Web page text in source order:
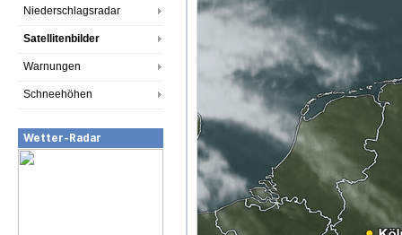
Niederschlagsradar
Satellitenbilder
Warnungen
Schneehöhen
Wetter-Radar